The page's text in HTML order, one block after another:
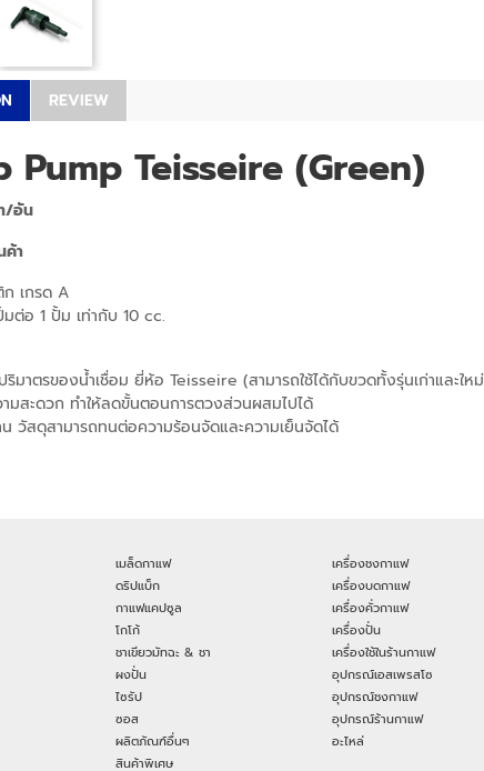
REVIEW
Pump Teisseire (Green)
/อัน
ค้า
เกรด A
มต่อ 1 ปั้ม เท่ากับ 10 cc.
ริมาตรของน้ำเชื่อม ยี่ห้อ Teisseire (สามารถใช้ได้กับขวดทั้งรุ่นเก่าและให
มสะดวก ทำให้ลดขั้นตอนการตวงส่วนผสมไปได้
วัสดุสามารถทนต่อความร้อนจัดและความเย็นจัดได้
เมล็ดกาแฟ
ดริปแบ็ก
กาแฟแคปซูล
โกโก้
ชาเขียวมัทฉะ & ชา
ผงปั่น
ไซรัป
ซอส
ผลิตภัณฑ์อื่นๆ
สินค้าพิเศษ
เครื่องชงกาแฟ
เครื่องบดกาแฟ
เครื่องคั่วกาแฟ
เครื่องปั่น
เครื่องใช้ในร้านกาแฟ
อุปกรณ์เอสเพรสโซ
อุปกรณ์ชงกาแฟ
อุปกรณ์ร้านกาแฟ
อะไหล่